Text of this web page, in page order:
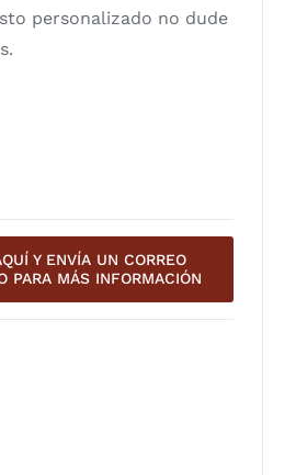
personalizado no dude
Y ENVÍA UN CORREO
PARA MÁS INFORMACIÓN